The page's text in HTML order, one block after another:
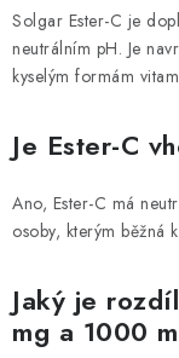
Solgar Ester-C je
neutrálním pH. Je
kyselým formám
Je Ester-C
Ano, Ester-C má
osoby, kterým běžná
Jaký je
mg a 1000